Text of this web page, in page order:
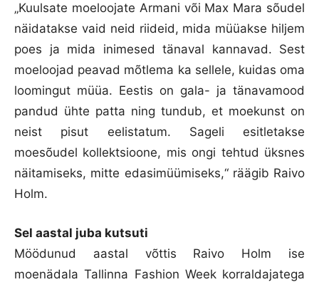
„Kuulsate moeloojate Armani või Max Mara sõudel
näidatakse vaid neid riideid, mida müüakse hiljem
poes ja mida inimesed tänaval kannavad. Sest
moeloojad peavad mõtlema ka sellele, kuidas oma
loomingut müüa. Eestis on gala- ja tänavamood
pandud ühte patta ning tundub, et moekunst on
neist pisut eelistatum. Sageli esitletakse
moesõudel kollektsioone, mis ongi tehtud üksnes
näitamiseks, mitte edasimüümiseks,“ räägib Raivo
Holm.
Sel aastal juba kutsuti
Möödunud aastal võttis Raivo Holm ise
moenädala Tallinna Fashion Week korraldajatega